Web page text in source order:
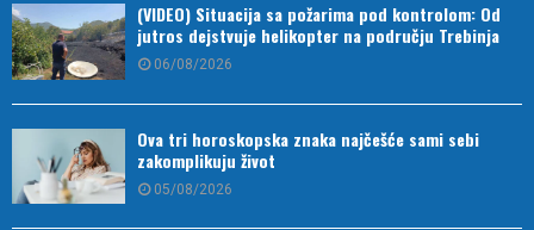
(VIDEO) Situacija sa požarima pod kontrolom: Od
jutros dejstvuje helikopter na području Trebinja
06/08/2026
Ova tri horoskopska znaka najčešće sami sebi
zakomplikuju život
05/08/2026